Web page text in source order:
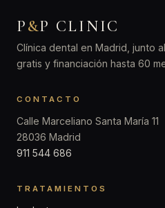
P&P CLINIC
Clínica dental en Madrid, junto
gratis y financiación hasta 60
CONTACTO
Calle Marceliano Santa María 11
28036 Madrid
911 544 686
TRATAMIENTOS